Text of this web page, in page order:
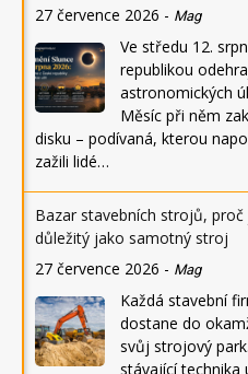
27 července 2026 - Mag
Ve středu 12.
republikou
astronomických
Měsíc při něm
disku – podívaná, kterou
zažili lidé…
Bazar stavebních strojů,
důležitý jako samotný stroj
27 července 2026 - Mag
Každá stavební
dostane do
svůj strojový
stávající technika